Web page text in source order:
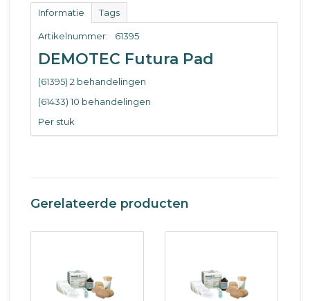
Informatie Tags
Artikelnummer: 61395
DEMOTEC Futura Pad
(61395) 2 behandelingen
(61433) 10 behandelingen
Per stuk
Gerelateerde producten